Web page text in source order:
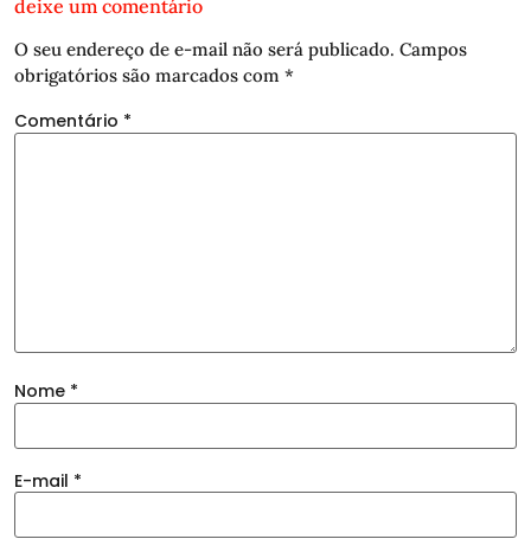
deixe um comentário
O seu endereço de e-mail não será publicado. Campos
obrigatórios são marcados com *
Comentário *
Nome *
E-mail *